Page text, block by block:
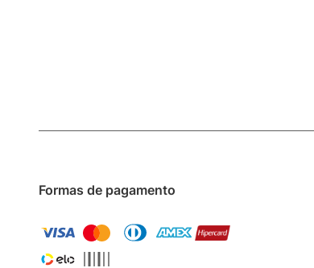
Formas de pagamento